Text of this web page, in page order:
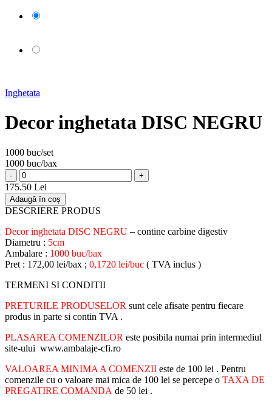
Inghetata
Decor inghetata DISC NEGRU
1000 buc/set
1000 buc/bax
- +
175.50 Lei
Adaugă în coș
DESCRIERE PRODUS
Decor inghetata DISC NEGRU – contine carbine digestiv
Diametru : 5cm
Ambalare : 1000 buc/bax
Pret : 172,00 lei/bax ; 0,1720 lei/buc ( TVA inclus )
TERMENI SI CONDITII
PRETURILE PRODUSELOR sunt cele afisate pentru fiecare
produs in parte si contin TVA .
PLASAREA COMENZILOR este posibila numai prin intermediul
site-ului www.ambalaje-cfi.ro
VALOAREA MINIMA A COMENZII este de 100 lei . Pentru
comenzile cu o valoare mai mica de 100 lei se percepe o TAXA DE
PREGATIRE COMANDA de 50 lei .